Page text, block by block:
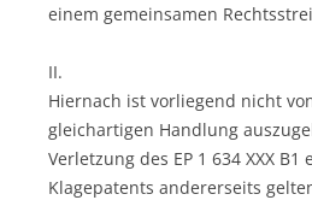
einem gemeinsamen
II.
Hiernach ist vorliegend nicht
gleichartigen Handlung
Verletzung des EP 1 634 XXX
Klagepatents andererseits